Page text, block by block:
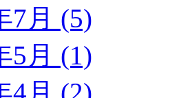
7月 (5)
5月 (1)